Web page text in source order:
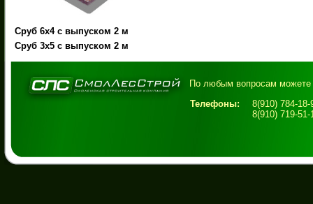
Сруб 6х4 с выпуском 2 м
Сруб 3х5 с выпуском 2 м
По любым вопросам можете
Телефоны:
8(910) 784-
8(910) 719-